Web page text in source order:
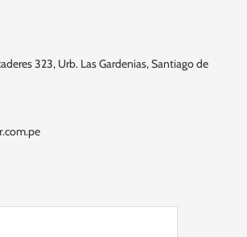
323, Urb. Las Gardenias, Santiago de